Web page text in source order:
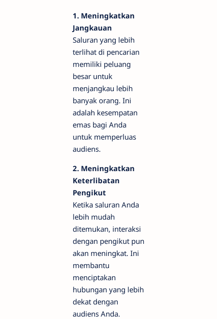
1. Meningkatkan
Jangkauan
Saluran yang lebih
terlihat di pencarian
memiliki peluang
besar untuk
menjangkau lebih
banyak orang. Ini
adalah kesempatan
emas bagi Anda
untuk memperluas
audiens.
2. Meningkatkan
Keterlibatan
Pengikut
Ketika saluran Anda
lebih mudah
ditemukan, interaksi
dengan pengikut pun
akan meningkat. Ini
membantu
menciptakan
hubungan yang lebih
dekat dengan
audiens Anda.